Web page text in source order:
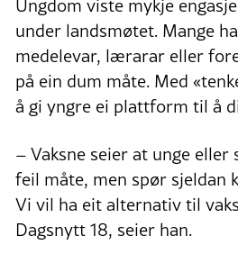
Ungdom viste mykje
under landsmøtet. Mange
medelevar, lærarar eller
på ein dum måte. Med
å gi yngre ei plattform til å
– Vaksne seier at unge eller
feil måte, men spør sjeldan
Vi vil ha eit alternativ til
Dagsnytt 18, seier han.